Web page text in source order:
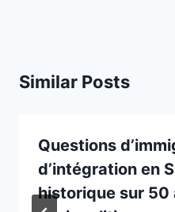
Similar Posts
Questions
d’intégration en
historique sur 50